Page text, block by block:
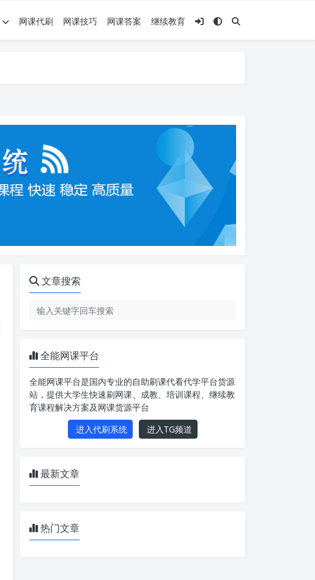
网课代刷 网课技巧 网课答案 继续教育
文章搜索
全能网课平台
全能网课平台是国内专业的自助刷课代看代学平台货源
站，提供大学生快速刷网课、成教、培训课程、继续教
育课程解决方案及网课货源平台
进入代刷系统
进入TG频道
最新文章
热门文章